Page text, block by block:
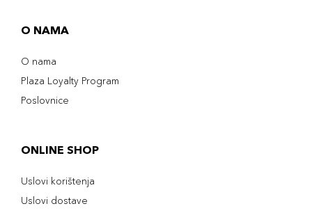
O NAMA
O nama
Plaza Loyalty Program
Poslovnice
ONLINE SHOP
Uslovi korištenja
Uslovi dostave